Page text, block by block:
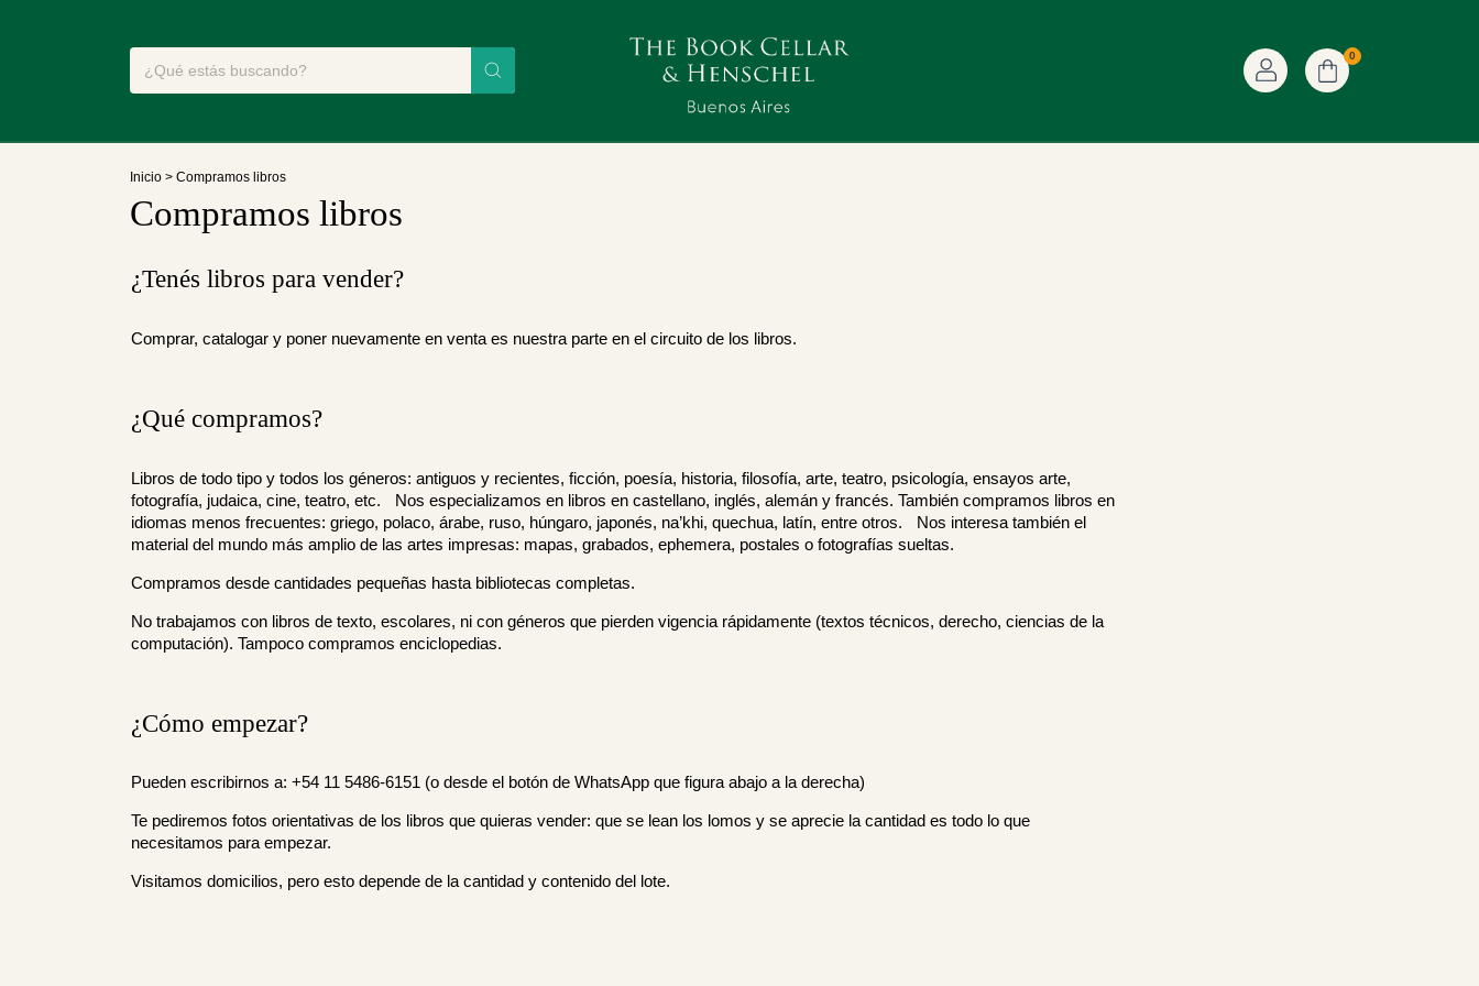
0
Inicio > Compramos libros
Compramos libros
¿Tenés libros para vender?
Comprar, catalogar y poner nuevamente en venta es nuestra parte en el circuito de los libros.
¿Qué compramos?
Libros de todo tipo y todos los géneros: antiguos y recientes, ficción, poesía, historia, filosofía, arte, teatro, psicología, ensayos arte,
fotografía, judaica, cine, teatro, etc. Nos especializamos en libros en castellano, inglés, alemán y francés. También compramos libros en
idiomas menos frecuentes: griego, polaco, árabe, ruso, húngaro, japonés, na’khi, quechua, latín, entre otros. Nos interesa también el
material del mundo más amplio de las artes impresas: mapas, grabados, ephemera, postales o fotografías sueltas.
Compramos desde cantidades pequeñas hasta bibliotecas completas.
No trabajamos con libros de texto, escolares, ni con géneros que pierden vigencia rápidamente (textos técnicos, derecho, ciencias de la
computación). Tampoco compramos enciclopedias.
¿Cómo empezar?
Pueden escribirnos a: +54 11 5486-6151 (o desde el botón de WhatsApp que figura abajo a la derecha)
Te pediremos fotos orientativas de los libros que quieras vender: que se lean los lomos y se aprecie la cantidad es todo lo que
necesitamos para empezar.
Visitamos domicilios, pero esto depende de la cantidad y contenido del lote.